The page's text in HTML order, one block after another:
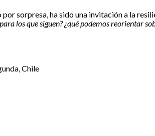
sorpresa, ha sido una invitación a la
los que siguen? ¿qué podemos reorientar
Chile